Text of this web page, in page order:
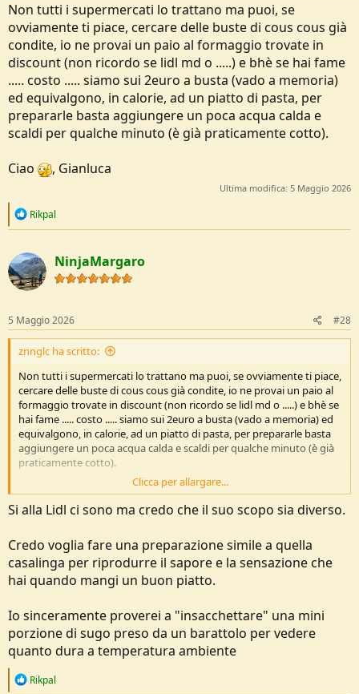
Non tutti i supermercati lo trattano ma puoi, se
ovviamente ti piace, cercare delle buste di cous cous già
condite, io ne provai un paio al formaggio trovate in
discount (non ricordo se lidl md o .....) e bhè se hai fame
..... costo ..... siamo sui 2euro a busta (vado a memoria)
ed equivalgono, in calorie, ad un piatto di pasta, per
prepararle basta aggiungere un poca acqua calda e
scaldi per qualche minuto (è già praticamente cotto).
Ciao
, Gianluca
Ultima modifica: 5 Maggio 2026
R
c
t
i
o
s
:
Rikpal
NinjaMargaro
5 Maggio 2026 #28
znnglc ha scritto:
Non tutti i supermercati lo trattano ma puoi, se ovviamente ti piace,
cercare delle buste di cous cous già condite, io ne provai un paio al
formaggio trovate in discount (non ricordo se lidl md o .....) e bhè se
hai fame ..... costo ..... siamo sui 2euro a busta (vado a memoria) ed
equivalgono, in calorie, ad un piatto di pasta, per prepararle basta
aggiungere un poca acqua calda e scaldi per qualche minuto (è già
praticamente cotto).
Ciao
, Gianluca
Clicca per allargare...
Si alla Lidl ci sono ma credo che il suo scopo sia diverso.
Credo voglia fare una preparazione simile a quella
casalinga per riprodurre il sapore e la sensazione che
hai quando mangi un buon piatto.
Io sinceramente proverei a "insacchettare" una mini
porzione di sugo preso da un barattolo per vedere
quanto dura a temperatura ambiente
R
Rikpal